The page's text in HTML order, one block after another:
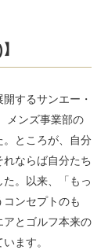
するサンエー・
メンズ事業部の
。ところが、⾃分
ならば⾃分たち
。以来、「もっ
ンセプトのも
アとゴルフ本来の
ます。